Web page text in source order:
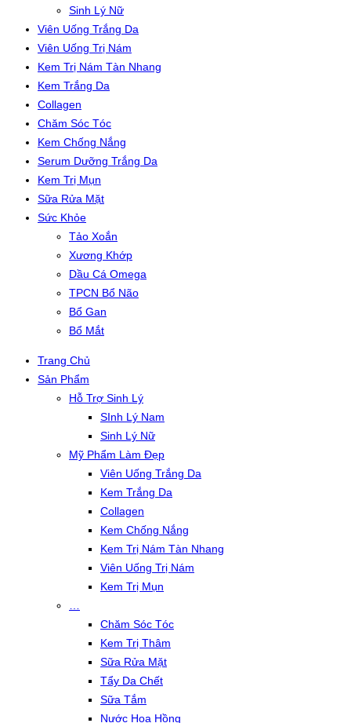
Sinh Lý Nữ
Viên Uống Trắng Da
Viên Uống Trị Nám
Kem Trị Nám Tàn Nhang
Kem Trắng Da
Collagen
Chăm Sóc Tóc
Kem Chống Nắng
Serum Dưỡng Trắng Da
Kem Trị Mụn
Sữa Rửa Mặt
Sức Khỏe
Tảo Xoắn
Xương Khớp
Dầu Cá Omega
TPCN Bổ Não
Bổ Gan
Bổ Mắt
Trang Chủ
Sản Phẩm
Hỗ Trợ Sinh Lý
SInh Lý Nam
Sinh Lý Nữ
Mỹ Phẩm Làm Đẹp
Viên Uống Trắng Da
Kem Trắng Da
Collagen
Kem Chống Nắng
Kem Trị Nám Tàn Nhang
Viên Uống Trị Nám
Kem Trị Mụn
Chăm Sóc Tóc
Kem Trị Thâm
Sữa Rửa Mặt
Tẩy Da Chết
Sữa Tắm
Nước Hoa Hồng